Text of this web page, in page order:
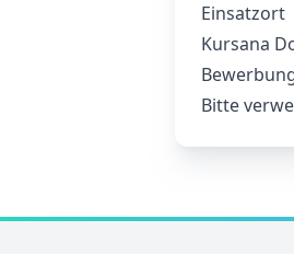
Einsatzort
Kursana
Bitte